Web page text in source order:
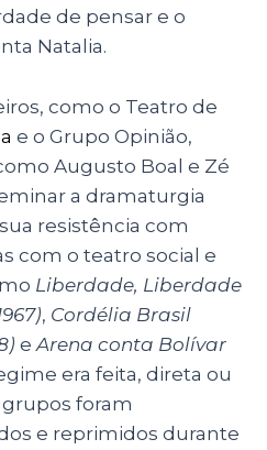
de pensar e o
Natalia.
como o Teatro de
e o Grupo Opinião,
Augusto Boal e Zé
a dramaturgia
resistência com
com o teatro social e
Liberdade, Liberdade
, Cordélia Brasil
e Arena conta Bolívar
era feita, direta ou
foram
e reprimidos durante